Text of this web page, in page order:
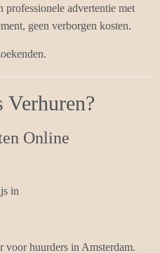
professionele advertentie met
geen verborgen kosten.
Verhuren?
Online
in
voor huurders in Amsterdam.